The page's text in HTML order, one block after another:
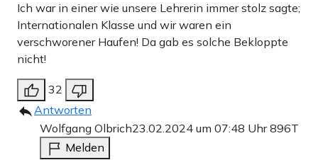
Ich war in einer wie unsere Lehrerin immer stolz sagte;
Internationalen Klasse und wir waren ein
verschworener Haufen! Da gab es solche Bekloppte
nicht!
32
Antworten
Wolfgang Olbrich23.02.2024 um 07:48 Uhr896T
Melden